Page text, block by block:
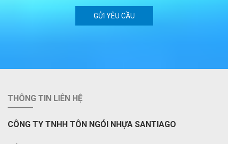
THÔNG TIN LIÊN HỆ
CÔNG TY TNHH TÔN NGÓI NHỰA SANTIAGO